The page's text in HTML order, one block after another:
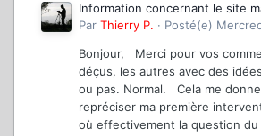
Information concernant le site
Par Thierry P. · Posté(e)
Bonjour, Merci pour vos
déçus, les autres avec des
ou pas. Normal. Cela me
repréciser ma première
où effectivement la question du